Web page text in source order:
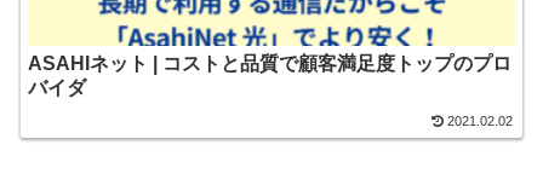
ASAHIネット | コストと品質で顧客満足度トップのプロ
バイダ
2021.02.02